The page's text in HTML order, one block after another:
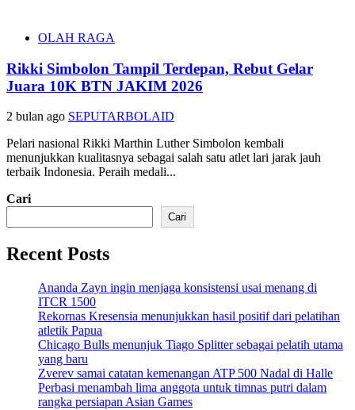
OLAH RAGA
Rikki Simbolon Tampil Terdepan, Rebut Gelar
Juara 10K BTN JAKIM 2026
2 bulan ago SEPUTARBOLAID
Pelari nasional Rikki Marthin Luther Simbolon kembali
menunjukkan kualitasnya sebagai salah satu atlet lari jarak jauh
terbaik Indonesia. Peraih medali...
Cari
Cari
Recent Posts
Ananda Zayn ingin menjaga konsistensi usai menang di
ITCR 1500
Rekornas Kresensia menunjukkan hasil positif dari pelatihan
atletik Papua
Chicago Bulls menunjuk Tiago Splitter sebagai pelatih utama
yang baru
Zverev samai catatan kemenangan ATP 500 Nadal di Halle
Perbasi menambah lima anggota untuk timnas putri dalam
rangka persiapan Asian Games